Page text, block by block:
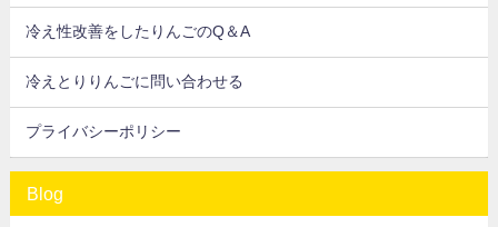
冷え性改善をしたりんごのQ＆A
冷えとりりんごに問い合わせる
プライバシーポリシー
Blog